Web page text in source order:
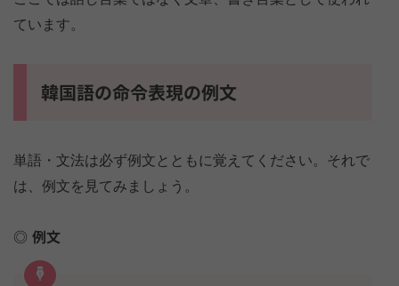
ています。
韓国語の命令表現の例文
単語・文法は必ず例文とともに覚えてください。それで
は、例文を見てみましょう。
例文